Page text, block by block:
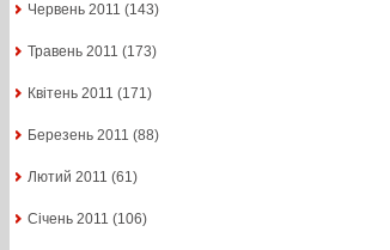
Червень 2011 (143)
Травень 2011 (173)
Квітень 2011 (171)
Березень 2011 (88)
Лютий 2011 (61)
Січень 2011 (106)